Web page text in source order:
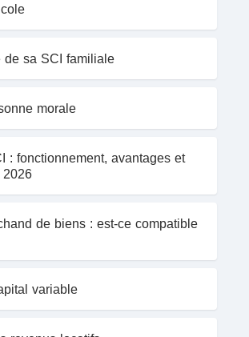
de sa SCI familiale
morale
: fonctionnement, avantages et
de biens : est-ce compatible
variable